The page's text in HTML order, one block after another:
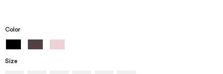
Color
Size